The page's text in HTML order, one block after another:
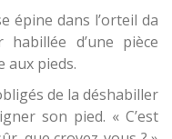
épine dans l’orteil da
d’une pièce
aux pieds.
de la déshabiller
son pied. « C’est